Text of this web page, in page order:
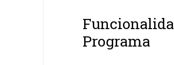
Programa